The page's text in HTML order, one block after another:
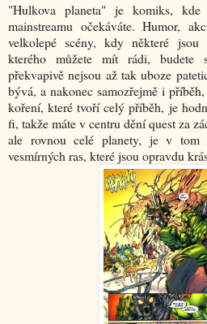
"Hulkova planeta" je komiks, kde
mainstreamu očekáváte. Humor,
velkolepé scény, kdy některé jsou
kterého můžete mít rádi, budete
překvapivě nejsou až tak uboze
bývá, a nakonec samozřejmě i
koření, které tvoří celý příběh, je
fi, takže máte v centru dění quest za
ale rovnou celé planety, je v tom
vesmírných ras, které jsou opravdu